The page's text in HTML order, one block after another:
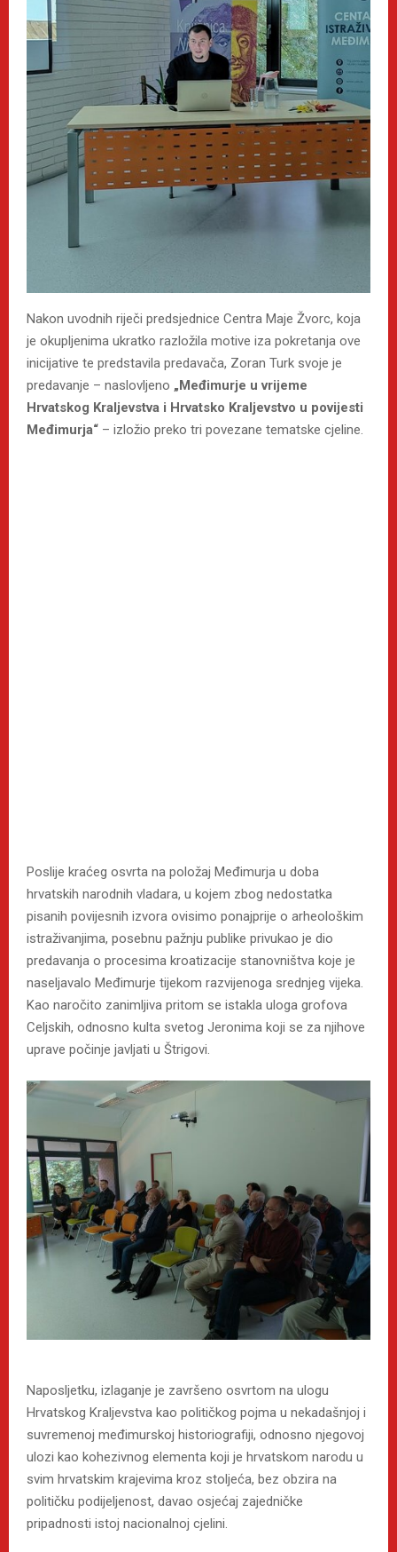
Nakon uvodnih riječi predsjednice Centra Maje Žvorc, koja
je okupljenima ukratko razložila motive iza pokretanja ove
inicijative te predstavila predavača, Zoran Turk svoje je
predavanje – naslovljeno „Međimurje u vrijeme
Hrvatskog Kraljevstva i Hrvatsko Kraljevstvo u povijesti
Međimurja“ – izložio preko tri povezane tematske cjeline.
Poslije kraćeg osvrta na položaj Međimurja u doba
hrvatskih narodnih vladara, u kojem zbog nedostatka
pisanih povijesnih izvora ovisimo ponajprije o arheološkim
istraživanjima, posebnu pažnju publike privukao je dio
predavanja o procesima kroatizacije stanovništva koje je
naseljavalo Međimurje tijekom razvijenoga srednjeg vijeka.
Kao naročito zanimljiva pritom se istakla uloga grofova
Celjskih, odnosno kulta svetog Jeronima koji se za njihove
uprave počinje javljati u Štrigovi.
Naposljetku, izlaganje je završeno osvrtom na ulogu
Hrvatskog Kraljevstva kao političkog pojma u nekadašnjoj i
suvremenoj međimurskoj historiografiji, odnosno njegovoj
ulozi kao kohezivnog elementa koji je hrvatskom narodu u
svim hrvatskim krajevima kroz stoljeća, bez obzira na
političku podijeljenost, davao osjećaj zajedničke
pripadnosti istoj nacionalnoj cjelini.